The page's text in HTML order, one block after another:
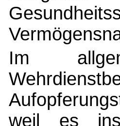
Im
weil es